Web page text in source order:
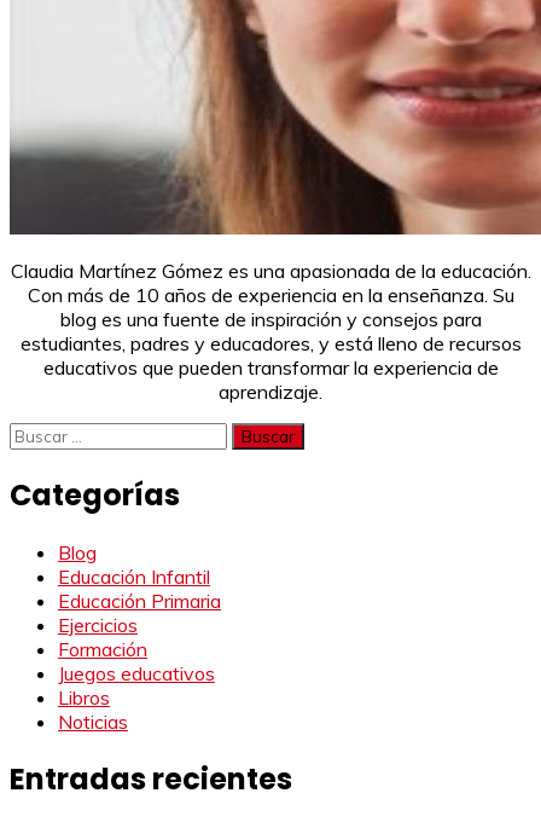
Claudia Martínez Gómez es una apasionada de la educación.
Con más de 10 años de experiencia en la enseñanza. Su
blog es una fuente de inspiración y consejos para
estudiantes, padres y educadores, y está lleno de recursos
educativos que pueden transformar la experiencia de
aprendizaje.
Buscar:
Categorías
Blog
Educación Infantil
Educación Primaria
Ejercicios
Formación
Juegos educativos
Libros
Noticias
Entradas recientes